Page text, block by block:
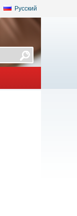
Русский